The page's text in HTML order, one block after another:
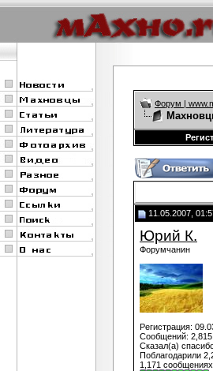
Форум |
11.05.2007,
Юрий К.
Форумчанин
Регистрация:
Сообщений: 2,815
Сказал(а)
Поблагодарили
1,171 сообщениях